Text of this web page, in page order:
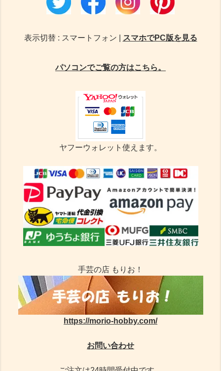
表示切替 : スマートフォン | スマホでPC版を見る
パソコンでご覧の方はこちら。
ヤフーウォレット使えます。
手芸の店 もりお！
https://morio-hobby.com/
お問い合わせ